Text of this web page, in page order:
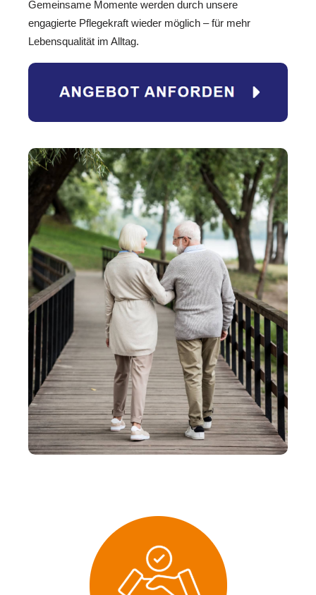
Gemeinsame Momente werden durch unsere
engagierte Pflegekraft wieder möglich – für mehr
Lebensqualität im Alltag.